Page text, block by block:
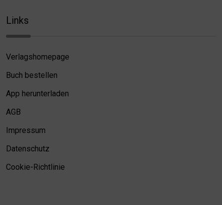
Links
Verlagshomepage
Buch bestellen
App herunterladen
AGB
Impressum
Datenschutz
Cookie-Richtlinie